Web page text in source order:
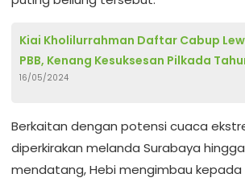
Kiai Kholilurrahman Daftar Cabup
PBB, Kenang Kesuksesan Pilkada
2008
16/05/2024
Berkaitan dengan potensi cuaca
diperkirakan melanda Surabaya hingga
mendatang, Hebi mengimbau kepada